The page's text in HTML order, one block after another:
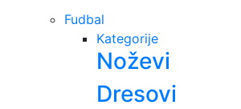
Fudbal
Kategorije
Noževi
Dresovi